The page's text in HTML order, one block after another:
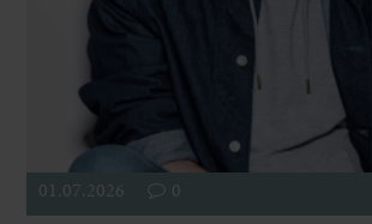
01.07.2026 0